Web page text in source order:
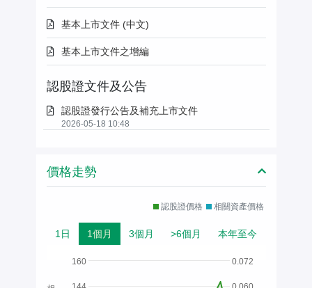
基本上市文件 (中文)
基本上市文件之增編
認股證文件及公告
認股證發行公告及補充上市文件
2026-05-18 10:48
價格走勢
認股證價格 相關資產價格
1日 1個月 3個月 >6個月 本年至今
160 0.072